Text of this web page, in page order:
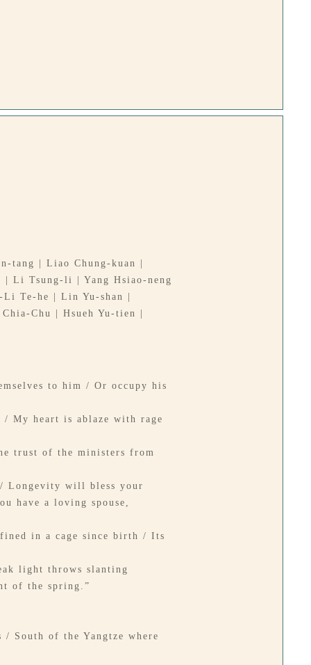
tang | Liao Chung-kuan |
| Li Tsung-li | Yang Hsiao-neng
Te-he | Lin Yu-shan |
Chu | Hsueh Yu-tien |
to him / Or occupy his
My heart is ablaze with rage
trust of the ministers from
Longevity will bless your
have a loving spouse,
in a cage since birth / Its
light throws slanting
of the spring.”
South of the Yangtze where